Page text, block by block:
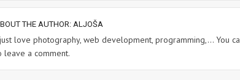
THE AUTHOR: ALJOŠA
love photography, web development, programming,... You
leave a comment.